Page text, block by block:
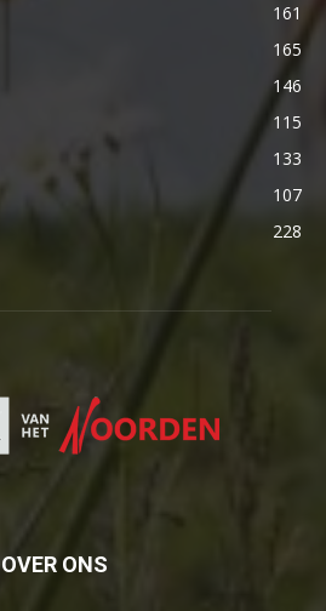
161
165
146
115
133
107
228
OVER ONS